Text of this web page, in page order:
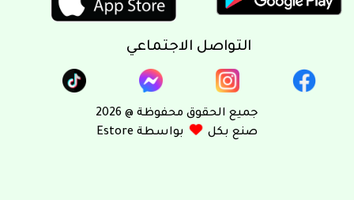
التواصل الاجتماعي
جميع الحقوق محفوظة @ 2026
صنع بكل
بواسطة Estore